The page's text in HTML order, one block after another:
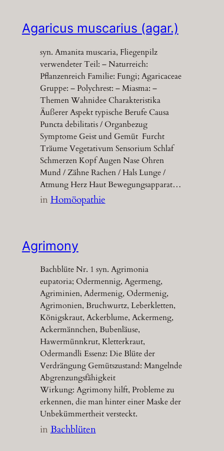
Agaricus muscarius (agar.)
syn. Amanita muscaria, Fliegenpilz
verwendeter Teil: – Naturreich:
Pflanzenreich Familie: Fungi; Agaricaceae
Gruppe: – Polychrest: – Miasma: –
Themen Wahnidee Charakteristika
Äußerer Aspekt typische Berufe Causa
Puncta debilitatis / Organbezug
Symptome Geist und Gemüt Furcht
Träume Vegetativum Sensorium Schlaf
Schmerzen Kopf Augen Nase Ohren
Mund / Zähne Rachen / Hals Lunge /
Atmung Herz Haut Bewegungsapparat…
inHomöopathie
Agrimony
Bachblüte Nr. 1 syn. Agrimonia
eupatoria; Odermennig, Agermeng,
Agriminien, Adermenig, Odermenig,
Agrimonien, Bruchwurtz, Leberkletten,
Königskraut, Ackerblume, Ackermeng,
Ackermännchen, Bubenläuse,
Hawermünnkrut, Kletterkraut,
Odermandli Essenz: Die Blüte der
Verdrängung Gemütszustand: Mangelnde
Abgrenzungsfähigkeit
Wirkung: Agrimony hilft, Probleme zu
erkennen, die man hinter einer Maske der
Unbekümmertheit versteckt.
inBachblüten